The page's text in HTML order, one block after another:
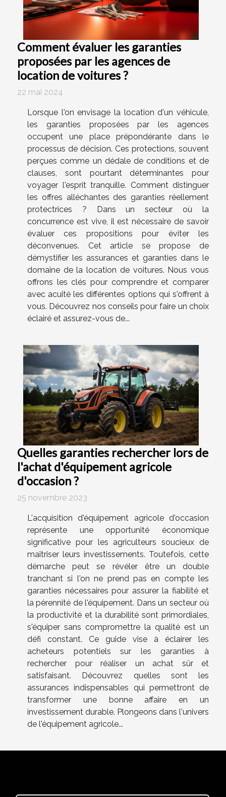
Comment évaluer les garanties
proposées par les agences de
location de voitures ?
22 mai 2024
Lorsque l'on envisage la location d'un véhicule,
les garanties proposées par les agences
occupent une place prépondérante dans le
processus de décision. Ces protections, souvent
perçues comme un dédale de conditions et de
clauses, sont pourtant déterminantes pour
voyager l'esprit tranquille. Comment distinguer
les offres alléchantes des garanties réellement
protectrices ? Dans un secteur où la
concurrence est vive, il est nécessaire de savoir
évaluer ces propositions pour éviter les
déconvenues. Cet article se propose de
démystifier les assurances et garanties dans le
domaine de la location de voitures. Nous vous
offrons les clés pour comprendre et comparer
avec acuité les différentes options qui s'offrent à
vous. Découvrez nos conseils pour faire un choix
éclairé et assurez-vous de...
Quelles garanties rechercher lors de
l'achat d'équipement agricole
d'occasion ?
25 novembre 2023
L'acquisition d'équipement agricole d'occasion
représente une opportunité économique
significative pour les agriculteurs soucieux de
maîtriser leurs investissements. Toutefois, cette
démarche peut se révéler être un double
tranchant si l'on ne prend pas en compte les
garanties nécessaires pour assurer la fiabilité et
la pérennité de l'équipement. Dans un secteur où
la productivité et la durabilité sont primordiales,
s'équiper sans compromettre la qualité est un
défi constant. Ce guide vise à éclairer les
acheteurs potentiels sur les garanties à
rechercher pour réaliser un achat sûr et
satisfaisant. Découvrez quelles sont les
assurances indispensables qui permettront de
transformer une bonne affaire en un
investissement durable. Plongeons dans l'univers
de l'équipement agricole...